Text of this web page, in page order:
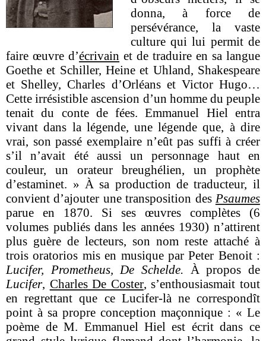
donna, à force de
persévérance, la vaste
culture qui lui permit de
faire œuvre d’écrivain et de traduire en sa langue
Goethe et Schiller, Heine et Uhland, Shakespeare
et Shelley, Charles d’Orléans et Victor Hugo…
Cette irrésistible ascension d’un homme du peuple
tenait du conte de fées. Emmanuel Hiel entra
vivant dans la légende, une légende que, à dire
vrai, son passé exemplaire n’eût pas suffi à créer
s’il n’avait été aussi un personnage haut en
couleur, un orateur breughélien, un prophète
d’estaminet. » À sa production de traducteur, il
convient d’ajouter une transposition des Psaumes
parue en 1870. Si ses œuvres complètes (6
volumes publiés dans les années 1930) n’attirent
plus guère de lecteurs, son nom reste attaché à
trois oratorios mis en musique par Peter Benoit :
Lucifer, Prometheus, De Schelde. À propos de
Lucifer, Charles De Coster, s’enthousiasmait tout
en regrettant que ce Lucifer-là ne correspondît
point à sa propre conception maçonnique : « Le
poème de M. Emmanuel Hiel est écrit dans ce